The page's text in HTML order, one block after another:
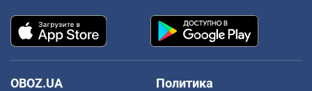
OBOZ.UA
Политика